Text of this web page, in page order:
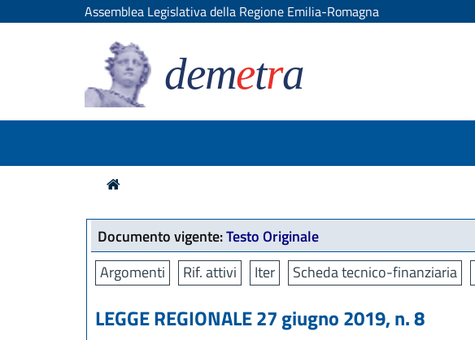
Assemblea Legislativa della Regione Emilia-Romagna
demetra
Documento vigente:Testo Originale
Argomenti
Rif. attivi Iter Scheda tecnico-finanziaria
LEGGE REGIONALE 27 giugno 2019, n. 8